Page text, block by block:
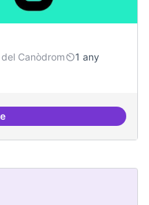
Canòdrom
1 any
definida